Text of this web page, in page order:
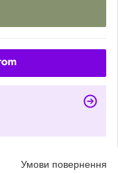
Умови повернення